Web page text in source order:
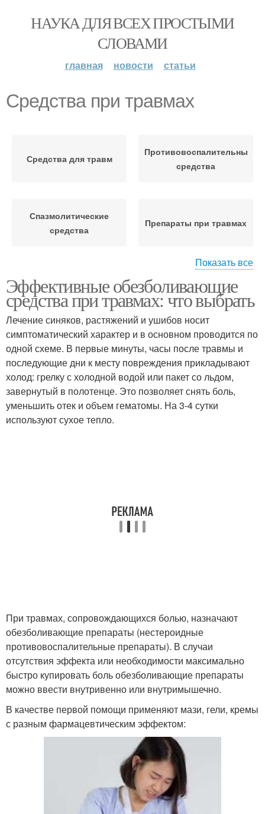
НАУКА ДЛЯ ВСЕХ ПРОСТЫМИ
СЛОВАМИ
главная новости статьи
Средства при травмах
Средства для травм
Противовоспалительные
средства
Спазмолитические
средства
Препараты при травмах
Средства при любой Средство при травме
Средства для детей
Показать все
Эффективные обезболивающие
средства при травмах: что выбрать
Лечение синяков, растяжений и ушибов носит
симптоматический характер и в основном проводится по
одной схеме. В первые минуты, часы после травмы и
последующие дни к месту повреждения прикладывают
холод: грелку с холодной водой или пакет со льдом,
завернутый в полотенце. Это позволяет снять боль,
уменьшить отек и объем гематомы. На 3-4 сутки
используют сухое тепло.
При травмах, сопровождающихся болью, назначают
обезболивающие препараты (нестероидные
противовоспалительные препараты). В случаи
отсутствия эффекта или необходимости максимально
быстро купировать боль обезболивающие препараты
можно ввести внутривенно или внутримышечно.
В качестве первой помощи применяют мази, гели, кремы
с разным фармацевтическим эффектом: